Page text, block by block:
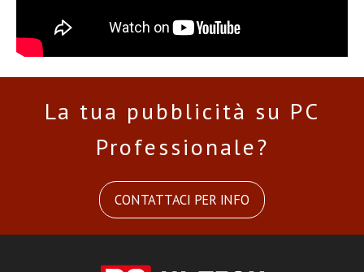
La tua pubblicità su PC
Professionale?
CONTATTACI PER INFO